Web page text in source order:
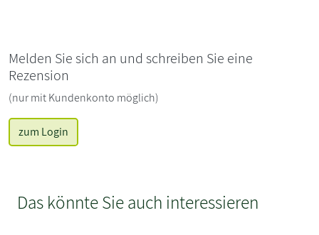
Melden Sie sich an und schreiben Sie eine
Rezension
(nur mit Kundenkonto möglich)
zum Login
Das könnte Sie auch interessieren